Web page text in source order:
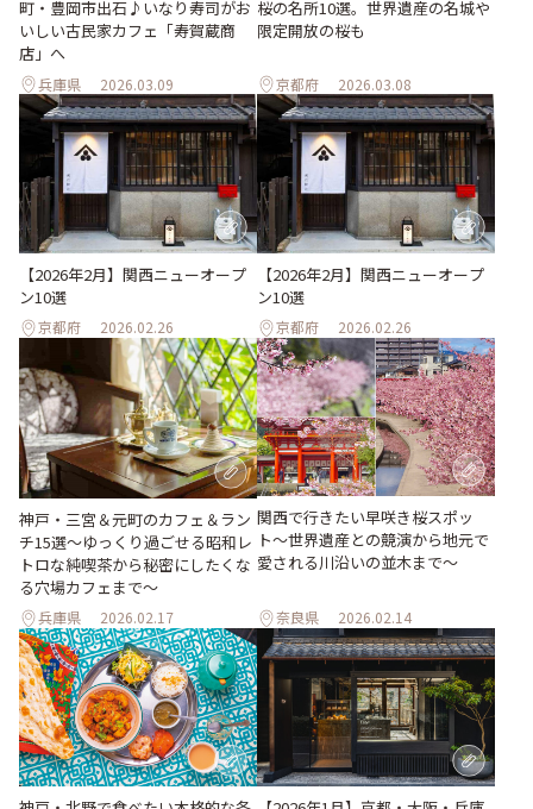
町・豊岡市出石♪いなり寿司がお
いしい古民家カフェ「寿賀蔵商
店」へ
兵庫県 2026.03.09
桜の名所10選。世界遺産の名城や
限定開放の桜も
京都府 2026.03.08
【2026年2月】関西ニューオープ
ン10選
京都府 2026.02.26
【2026年2月】関西ニューオープ
ン10選
京都府 2026.02.26
神戸・三宮＆元町のカフェ＆ラン
チ15選〜ゆっくり過ごせる昭和レ
トロな純喫茶から秘密にしたくな
る穴場カフェまで〜
兵庫県 2026.02.17
関西で行きたい早咲き桜スポッ
ト〜世界遺産との競演から地元で
愛される川沿いの並木まで〜
奈良県 2026.02.14